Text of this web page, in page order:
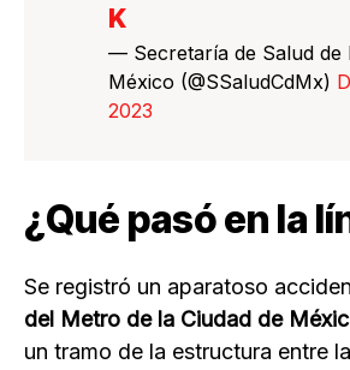
K
— Secretaría de Salud de
México (@SSaludCdMx)
2023
¿Qué pasó en la
Se registró un aparatoso
del Metro de la Ciudad de
un tramo de la estructura entre